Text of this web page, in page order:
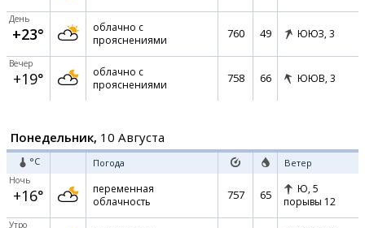
День
+23°
облачно с
прояснениями
760 49 ЮЮЗ, 3
Вечер
+19°
облачно с
прояснениями
758 66 ЮЮВ, 3
Понедельник, 10 Августа
°C Погода Ветер
Ночь
+16°
переменная
облачность
757 65 Ю, 5
порывы 12
Утро